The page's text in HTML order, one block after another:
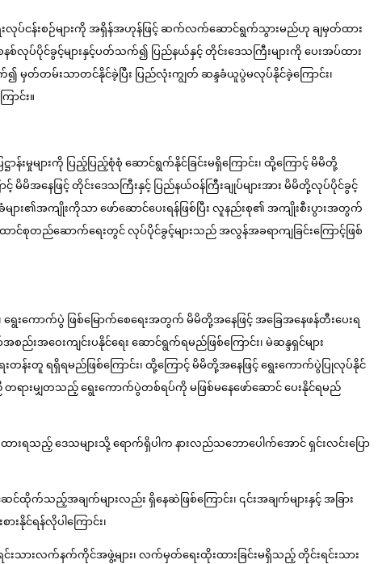
လုပ်ငန်းစဉ်များကို အရှိန်အဟုန်ဖြင့် ဆက်လက်ဆောင်ရွက်သွားမည်ဟု ချမှတ်ထား
စ်လုပ်ပိုင်ခွင့်များနှင့်ပတ်သက်၍ ပြည်နယ်နှင့် တိုင်းဒေသကြီးများကို ပေးအပ်ထား
၍ မှတ်တမ်းသာတင်နိုင်ခဲ့ပြီး ပြည်လုံးကျွတ် ဆန္ဒခံယူပွဲမလုပ်နိုင်ခဲ့ကြောင်း၊
ာင်း။
းမှုများကို ပြည့်ပြည့်စုံစုံ ဆောင်ရွက်နိုင်ခြင်းမရှိကြောင်း၊ ထို့ကြောင့် မိမိတို့
မိမိအနေဖြင့် တိုင်းဒေသကြီးနှင့် ပြည်နယ်ဝန်ကြီးချုပ်များအား မိမိတို့လုပ်ပိုင်ခွင့်
များ၏အကျိုးကိုသာ ဖော်ဆောင်ပေးရန်ဖြစ်ပြီး လူနည်းစု၏ အကျိုးစီးပွားအတွက်
င်စုတည်ဆောက်ရေးတွင် လုပ်ပိုင်ခွင့်များသည် အလွန်အခရာကျခြင်းကြောင့်ဖြစ်
ရွေးကောက်ပွဲ ဖြစ်မြောက်စေရေးအတွက် မိမိတို့အနေဖြင့် အခြေအနေဖန်တီးပေးရ
းအဝေးကျင်းပနိုင်ရေး ဆောင်ရွက်ရမည်ဖြစ်ကြောင်း၊ မဲဆန္ဒရှင်များ
တူ ရရှိရမည်ဖြစ်ကြောင်း၊ ထို့ကြောင့် မိမိတို့အနေဖြင့် ရွေးကောက်ပွဲပြုလုပ်နိုင်
တရားမျှတသည့် ရွေးကောက်ပွဲတစ်ရပ်ကို မဖြစ်မနေဖော်ဆောင် ပေးနိုင်ရမည်
ားရသည့် ဒေသများသို့ ရောက်ရှိပါက နားလည်သဘောပေါက်အောင် ရှင်းလင်းပြော
က်သည့်အချက်များလည်း ရှိနေဆဲဖြစ်ကြောင်း၊ ၎င်းအချက်များနှင့် အခြား
နိုင်ရန်လိုပါကြောင်း၊
သားလက်နက်ကိုင်အဖွဲ့များ၊ လက်မှတ်ရေးထိုးထားခြင်းမရှိသည့် တိုင်းရင်းသား